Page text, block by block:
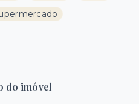
do imóvel